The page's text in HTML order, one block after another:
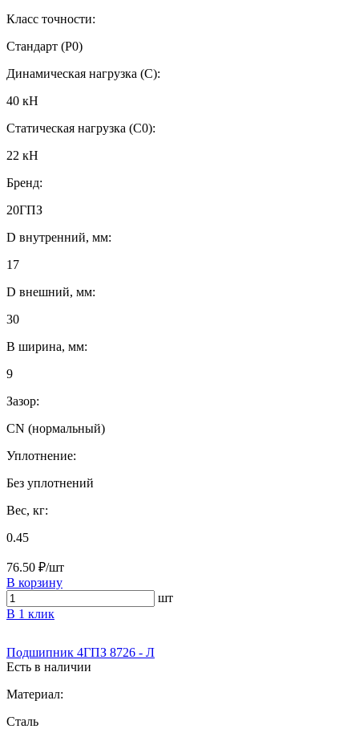
Класс точности:
Стандарт (P0)
Динамическая нагрузка (C):
40 кН
Статическая нагрузка (C0):
22 кН
Бренд:
20ГПЗ
D внутренний, мм:
17
D внешний, мм:
30
B ширина, мм:
9
Зазор:
CN (нормальный)
Уплотнение:
Без уплотнений
Вес, кг:
0.45
76.50 ₽/шт
В корзину
шт
В 1 клик
Подшипник 4ГПЗ 8726 - Л
Есть в наличии
Материал:
Сталь